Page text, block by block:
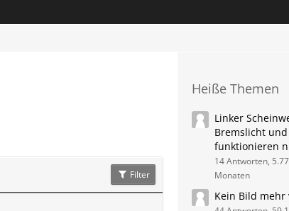
Filter
Heiße Themen
Linker
Bremslicht
funktionieren
14 Antworten,
Monaten
Kein Bild mehr